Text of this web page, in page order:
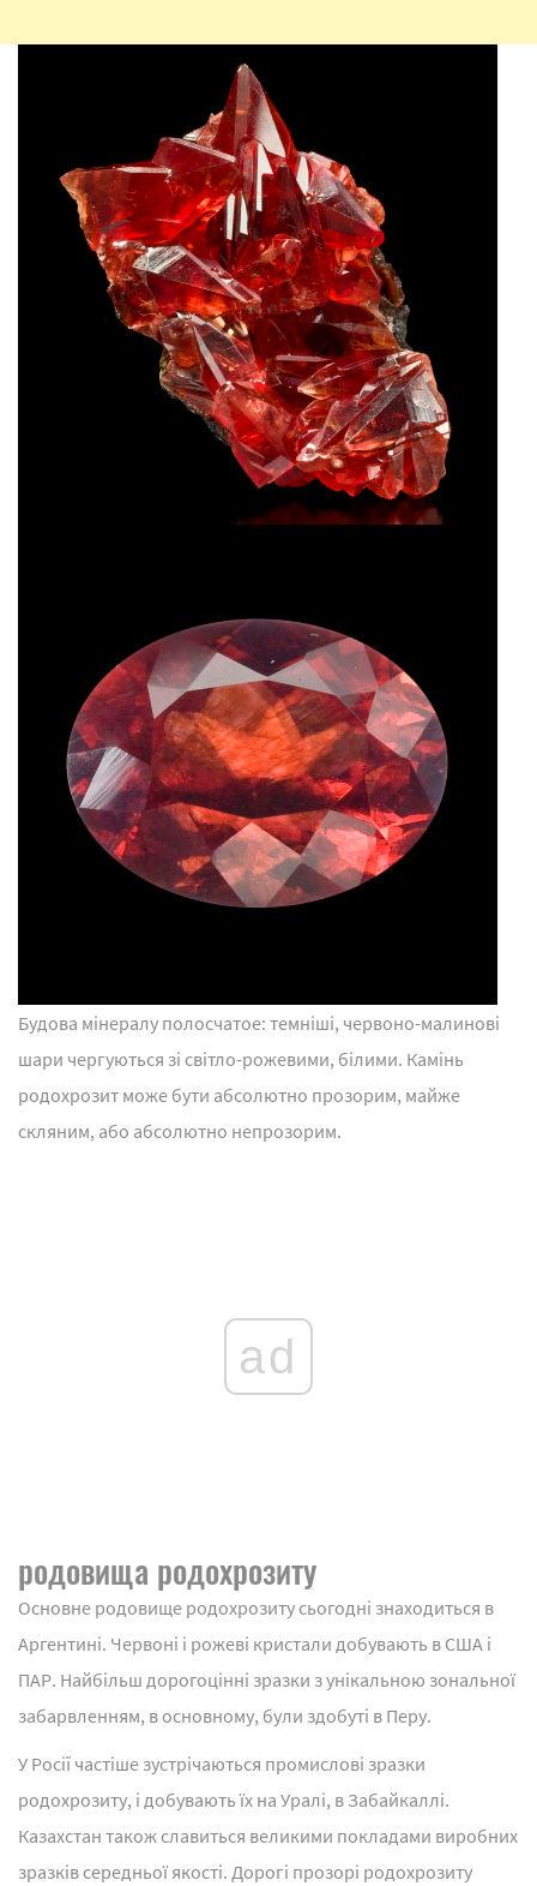
Будова мінералу полосчатое: темніші, червоно-малинові
шари чергуються зі світло-рожевими, білими. Камінь
родохрозит може бути абсолютно прозорим, майже
скляним, або абсолютно непрозорим.
ad
родовища родохрозиту
Основне родовище родохрозиту сьогодні знаходиться в
Аргентині. Червоні і рожеві кристали добувають в США і
ПАР. Найбільш дорогоцінні зразки з унікальною зональної
забарвленням, в основному, були здобуті в Перу.
У Росії частіше зустрічаються промислові зразки
родохрозиту, і добувають їх на Уралі, в Забайкаллі.
Казахстан також славиться великими покладами виробних
зразків середньої якості. Дорогі прозорі родохрозиту